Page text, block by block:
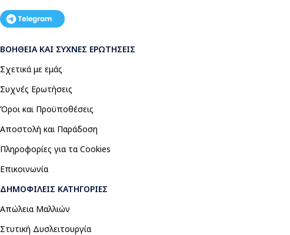
ΒΟΉΘΕΙΑ ΚΑΙ ΣΥΧΝΈΣ ΕΡΩΤΉΣΕΙΣ
Σχετικά με εμάς
Συχνές Ερωτήσεις
Όροι και Προϋποθέσεις
Αποστολή και Παράδοση
Πληροφορίες για τα Cookies
Επικοινωνία
ΔΗΜΟΦΙΛΕΊΣ ΚΑΤΗΓΟΡΊΕΣ
Απώλεια Μαλλιών
Στυτική Δυσλειτουργία